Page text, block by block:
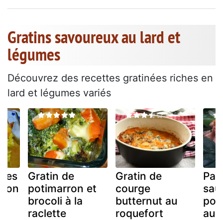
Gratins savoureux au lard et
légumes
Découvrez des recettes gratinées riches en
lard et légumes variés
Gratin de
potimarron et
brocoli à la
raclette
Gratin de
courge
butternut au
roquefort
au